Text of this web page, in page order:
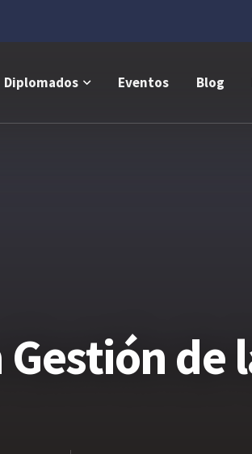
Diplomados Eventos Blog
de